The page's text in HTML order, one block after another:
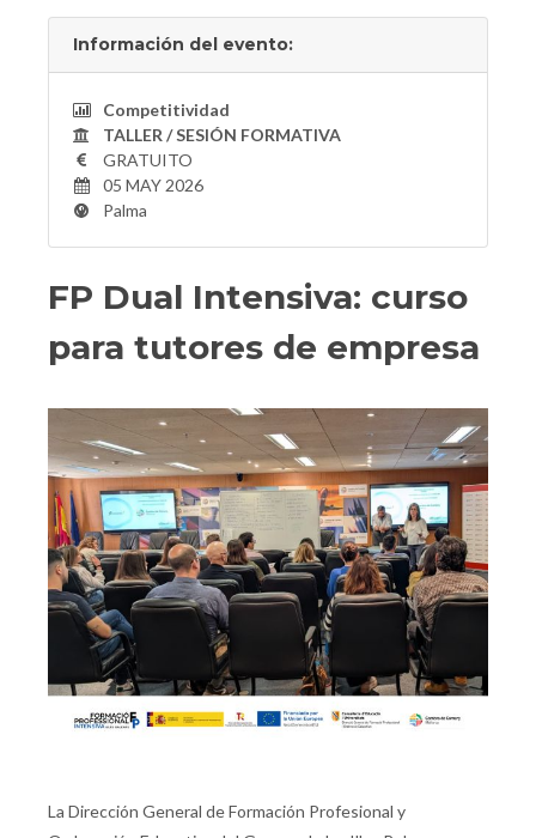
Información del evento:
Competitividad
TALLER / SESIÓN FORMATIVA
GRATUITO
05 MAY 2026
Palma
FP Dual Intensiva: curso
para tutores de empresa
La Dirección General de Formación Profesional y